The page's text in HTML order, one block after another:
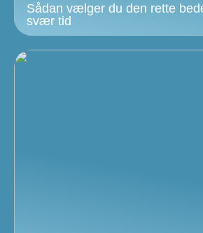
Sådan vælger du den rette
svær tid